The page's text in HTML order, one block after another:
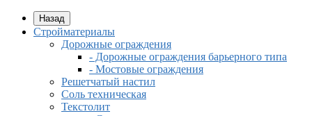
Назад
Стройматериалы
Дорожные ограждения
- Дорожные ограждения барьерного типа
- Мостовые ограждения
Решетчатый настил
Соль техническая
Текстолит